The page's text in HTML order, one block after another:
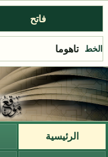
فاتح
الخط
الرئيسية